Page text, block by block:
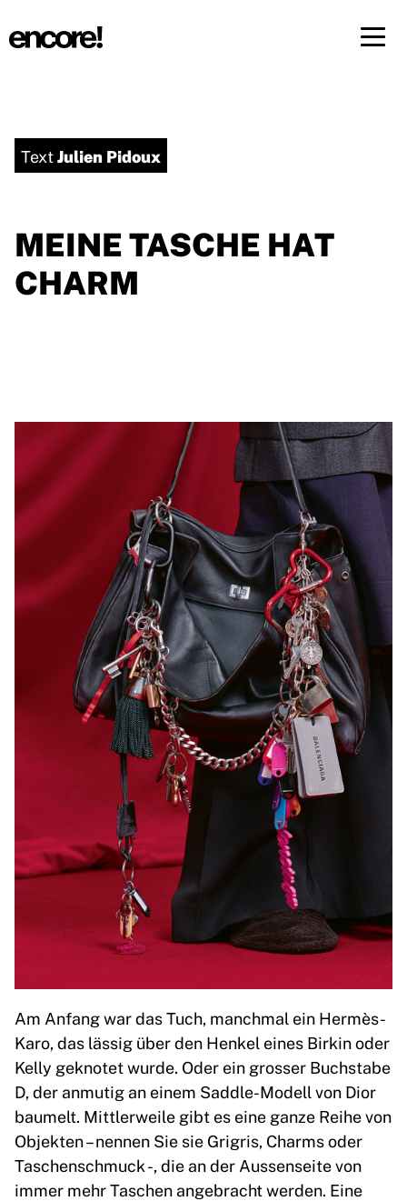
TextJulien Pidoux
MEINE TASCHE HAT
CHARM
Am Anfang war das Tuch, manchmal ein Hermès-
Karo, das lässig über den Henkel eines Birkin oder
Kelly geknotet wurde. Oder ein grosser Buchstabe
D, der anmutig an einem Saddle-Modell von Dior
baumelt. Mittlerweile gibt es eine ganze Reihe von
Objekten – nennen Sie sie Grigris, Charms oder
Taschenschmuck -, die an der Aussenseite von
immer mehr Taschen angebracht werden. Eine